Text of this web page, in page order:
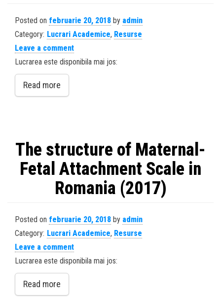
Posted on februarie 20, 2018 by admin
Category: Lucrari Academice, Resurse
Leave a comment
Lucrarea este disponibila mai jos:
Read more
The structure of Maternal-
Fetal Attachment Scale in
Romania (2017)
Posted on februarie 20, 2018 by admin
Category: Lucrari Academice, Resurse
Leave a comment
Lucrarea este disponibila mai jos:
Read more